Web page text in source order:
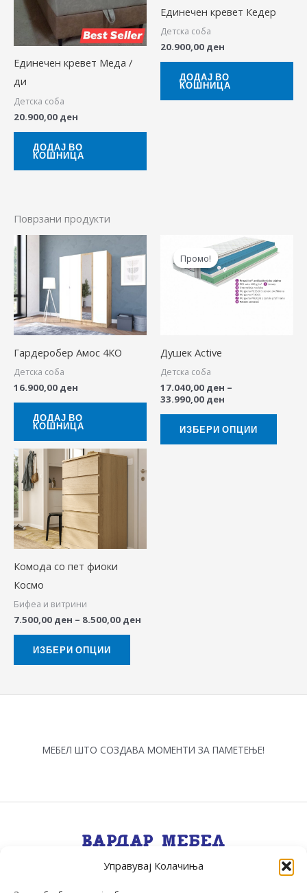
Управувај Колачиња
Единечен кревет Меда /
ди
Детска соба
20.900,00 ден
ДОДАЈ ВО
КОШНИЦА
Единечен кревет Кедер
Детска соба
20.900,00 ден
ДОДАЈ ВО
КОШНИЦА
Поврзани продукти
Гардеробер Амос 4КО
Детска соба
16.900,00 ден
ДОДАЈ ВО
КОШНИЦА
Промо!
Промо!
Душек Active
Детска соба
17.040,00 ден –
33.990,00 ден
Price
range:
17.040,00 ден
through
33.990,00 ден
ИЗБЕРИ ОПЦИИ
has
the
Комода со пет фиоки
Космо
Бифеа и витрини
7.500,00 ден – 8.500,00 ден
7.500,00 ден
ИЗБЕРИ ОПЦИИ
This
product
The
chosen
page
МЕБЕЛ ШТО СОЗДАВА МОМЕНТИ ЗА ПАМЕТЕЊЕ!
Квалитет, Стил, Селекција, Сервис